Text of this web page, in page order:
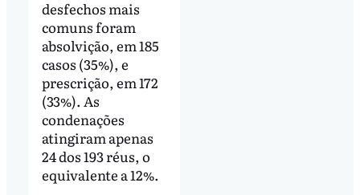
desfechos mais
comuns foram
absolvição, em 185
casos (35%), e
prescrição, em 172
(33%). As
condenações
atingiram apenas
24 dos 193 réus, o
equivalente a 12%.